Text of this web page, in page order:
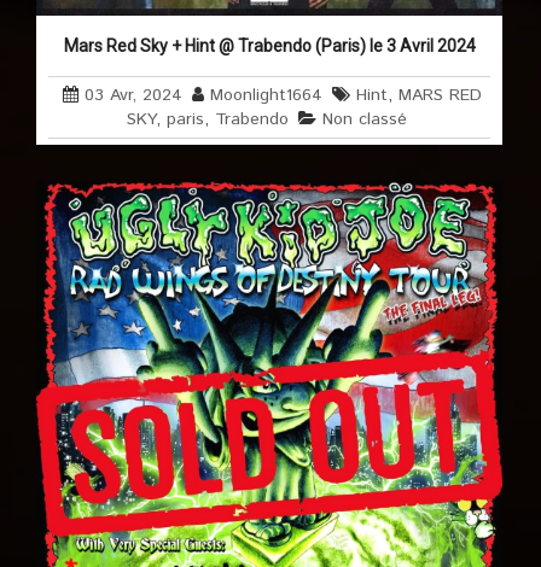
Mars Red Sky + Hint @ Trabendo (Paris) le 3 Avril 2024
03 Avr, 2024 Moonlight1664 Hint, MARS RED
SKY,paris, Trabendo Non classé